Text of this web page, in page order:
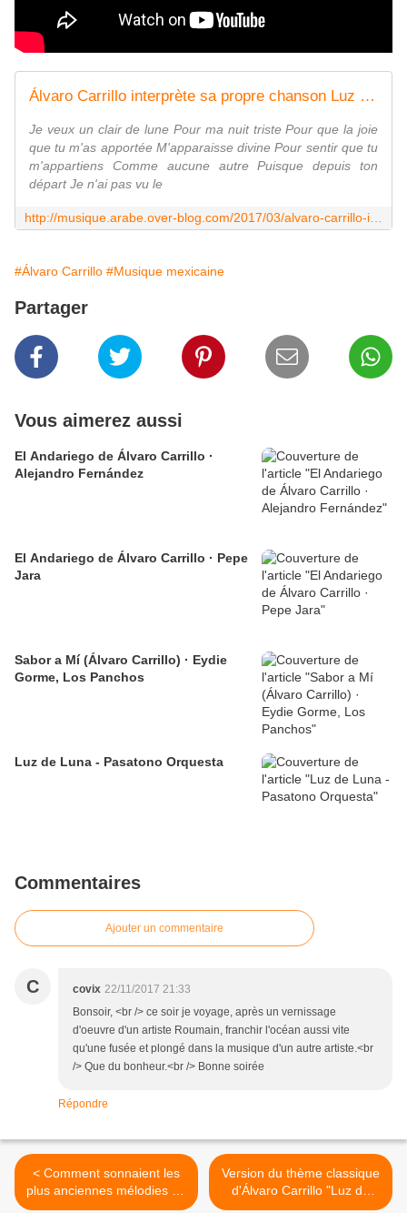
Álvaro Carrillo interprète sa propre chanson Luz de Luna - LNO
Je veux un clair de lune Pour ma nuit triste Pour que la joie
que tu m'as apportée M'apparaisse divine Pour sentir que tu
m'appartiens Comme aucune autre Puisque depuis ton
départ Je n'ai pas vu le
#Álvaro Carrillo #Musique mexicaine
Partager
Vous aimerez aussi
El Andariego de Álvaro Carrillo ·
Alejandro Fernández
El Andariego de Álvaro Carrillo · Pepe
Jara
Sabor a Mí (Álvaro Carrillo) · Eydie
Gorme, Los Panchos
Luz de Luna - Pasatono Orquesta
Commentaires
Ajouter un commentaire
C covix 22/11/2017 21:33
Bonsoir, <br /> ce soir je voyage, après un vernissage
d'oeuvre d'un artiste Roumain, franchir l'océan aussi vite
qu'une fusée et plongé dans la musique d'un autre artiste.<br
/> Que du bonheur.<br /> Bonne soirée
Répondre
< Comment sonnaient les
plus anciennes mélodies de
l'histoire (Musique des
Version du thème classique
d'Álvaro Carrillo "Luz de
Luna" : Monsieur Periné >